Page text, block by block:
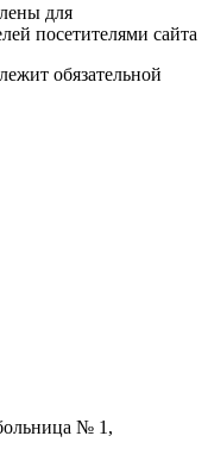
для
посетителями сайта
обязательной
№ 1,